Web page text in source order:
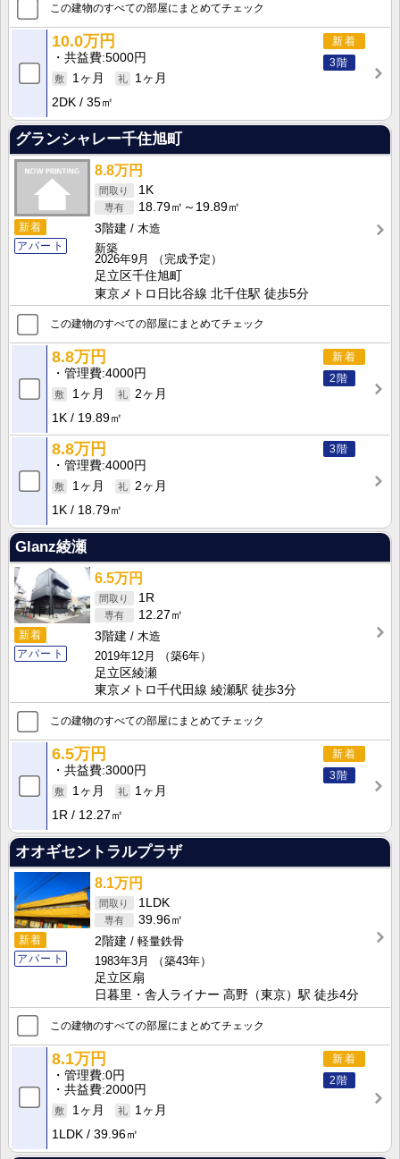
この建物のすべての部屋にまとめてチェック
新着
3階
10.0万円
共益費 5000円
1ヶ月
1ヶ月
2DK
35㎡
グランシャレー千住旭町
新着
アパート
8.8万円
1K
18.79㎡～19.89㎡
3階建
木造
新築
2026年9月
（完成予定）
足立区千住旭町
東京メトロ日比谷線 北千住駅 徒歩5分
この建物のすべての部屋にまとめてチェック
新着
2階
8.8万円
管理費 4000円
1ヶ月
2ヶ月
1K
19.89㎡
3階
8.8万円
管理費 4000円
1ヶ月
2ヶ月
1K
18.79㎡
Glanz綾瀬
新着
アパート
6.5万円
1R
12.27㎡
3階建
木造
2019年12月
（築6年）
足立区綾瀬
東京メトロ千代田線 綾瀬駅 徒歩3分
この建物のすべての部屋にまとめてチェック
新着
3階
6.5万円
共益費 3000円
1ヶ月
1ヶ月
1R
12.27㎡
オオギセントラルプラザ
新着
アパート
8.1万円
1LDK
39.96㎡
2階建
軽量鉄骨
1983年3月
（築43年）
足立区扇
日暮里・舎人ライナー 高野（東京）駅 徒歩4分
この建物のすべての部屋にまとめてチェック
新着
2階
8.1万円
管理費 0円
共益費 2000円
1ヶ月
1ヶ月
1LDK
39.96㎡